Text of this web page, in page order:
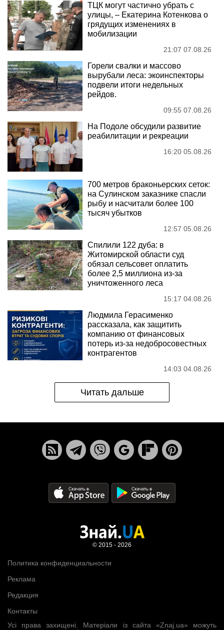
ТЦК могут частично убрать с
улицы, – Екатерина Котенкова о
грядущих изменениях в
мобилизации
21:07 07.08.26
Горели свалки и массово
вырубали леса: экоинспекторы
подвели итоги недельных
рейдов.
09:55 07.08.26
На Подоле обсудили развитие
реабилитации и рекреации
16:20 05.08.26
700 метров браконьерских сеток:
на Сулинском заказнике спасли
рыбу и насчитали более 100
тысяч убытков
12:57 05.08.26
Спилили 122 дуба: в
Житомирской области суд
обязал сельсовет оплатить
более 2,5 миллиона из-за
уничтоженного леса
15:17 04.08.26
Людмила Герасименко
рассказала, как защитить
компанию от финансовых
потерь из-за недобросовестных
контрагентов
14:03 04.08.26
Читать дальше
Усі права захищені. Матеріали із сайта «Znaj.ua» можуть
Политика конфиденциальности
Реклама
Редакция
Контакты
© 2015 - 2026